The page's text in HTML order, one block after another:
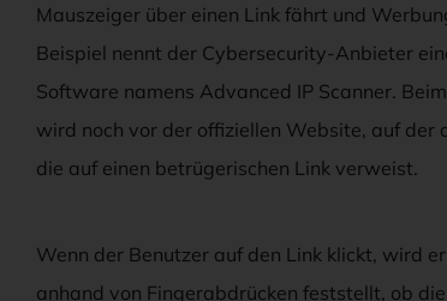
Mauszeiger über einen Link fährt und
Beispiel nennt der Cybersecurity-Anbieter
Software namens Advanced IP Scanner.
wird noch vor der offiziellen Website, auf
die auf einen betrügerischen Link verweist.
Wenn der Benutzer auf den Link klickt, wird
anhand von Fingerabdrücken feststellt, ob